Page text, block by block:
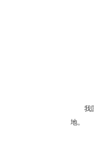
我
地。